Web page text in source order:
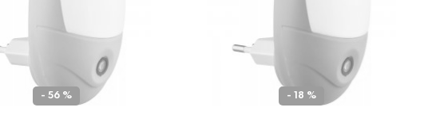
- 56 % - 18 %